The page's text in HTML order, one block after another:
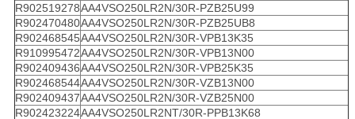
R902519278AA4VSO250LR2N/30R-PZB25U99
R902470480AA4VSO250LR2N/30R-PZB25UB8
R902468545AA4VSO250LR2N/30R-VPB13K35
R910995472AA4VSO250LR2N/30R-VPB13N00
R902409436AA4VSO250LR2N/30R-VPB25K35
R902468544AA4VSO250LR2N/30R-VZB13N00
R902409437AA4VSO250LR2N/30R-VZB25N00
R902423224AA4VSO250LR2NT/30R-PPB13K68